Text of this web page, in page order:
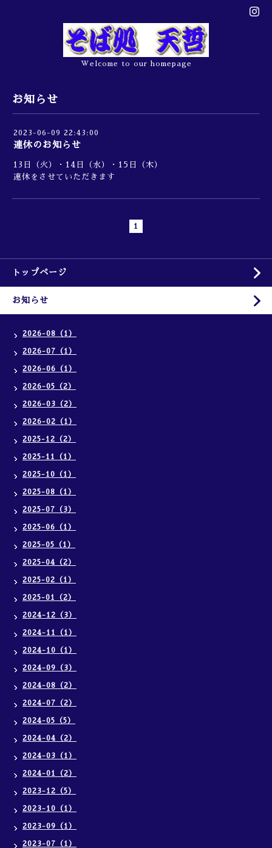
Welcome to our homepage
お知らせ
2023-06-09 22:43:00
連休のお知らせ
13日（火）・14日（水）・15日（木）
連休をさせていただきます
1
トップページ
お知らせ
2026-08（1）
2026-07（1）
2026-06（1）
2026-05（2）
2026-03（2）
2026-02（1）
2025-12（2）
2025-11（1）
2025-10（1）
2025-08（1）
2025-07（3）
2025-06（1）
2025-05（1）
2025-04（2）
2025-02（1）
2025-01（2）
2024-12（3）
2024-11（1）
2024-10（1）
2024-09（3）
2024-08（2）
2024-07（2）
2024-05（5）
2024-04（2）
2024-03（1）
2024-01（2）
2023-12（5）
2023-10（1）
2023-09（1）
2023-07（1）